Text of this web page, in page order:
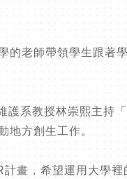
的老師帶領學生跟著
系教授林崇熙主持
地方創生工作。
畫，希望運用大學裡